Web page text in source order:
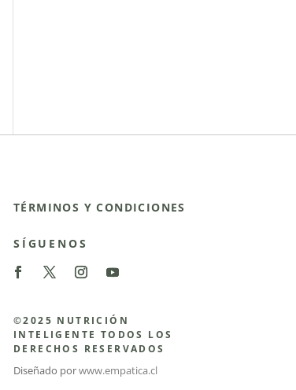
TÉRMINOS Y CONDICIONES
SÍGUENOS
©2025 NUTRICIÓN
INTELIGENTE TODOS LOS
DERECHOS RESERVADOS
Diseñado porwww.empatica.cl